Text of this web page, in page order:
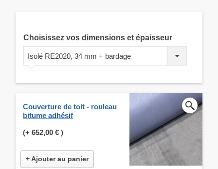
Choisissez vos dimensions et épaisseur
Isolé RE2020, 34 mm + bardage
Couverture de toit - rouleau
bitume adhésif
(+ 652,00 € )
+ Ajouter au panier